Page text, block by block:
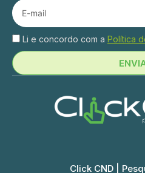
Li e concordo com a Política
Click CND |